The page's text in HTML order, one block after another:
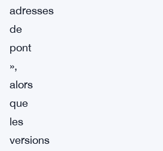
adresses
de
pont
»,
alors
que
les
versions